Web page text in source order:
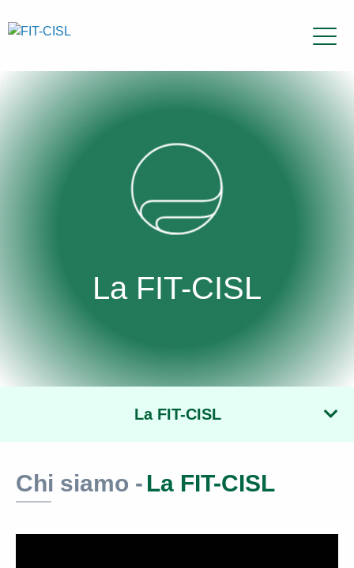
La FIT-CISL
La FIT-CISL
Chi siamo - La FIT-CISL